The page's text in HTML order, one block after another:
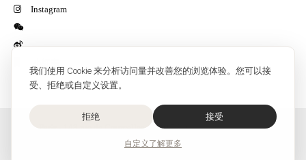
我们使用 Cookie 来分析访问量并改善您的浏览体验。您可以接
受、拒绝或自定义设置。
拒绝 接受
自定义 了解更多
Instagram
O'Bon Paris - 148 rue de Courcelles - 75017 Paris